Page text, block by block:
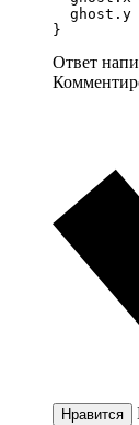
ghost.y
}
Ответ
Нравится